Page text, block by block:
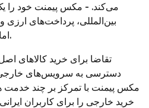
می‌کند. - مکس پیمنت خود را
بین‌المللی، پرداخت‌های ارزی
امارات به ایران معرفی می‌کند.
دسترسی به سرویس‌های خارجی
مکس پیمنت با تمرکز بر چند خدمت
خرید خارجی را برای کاربران